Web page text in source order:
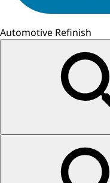
Automotive Refinish